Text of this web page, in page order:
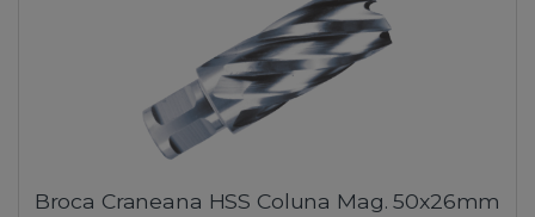
Broca Craneana HSS Coluna Mag. 50x26mm